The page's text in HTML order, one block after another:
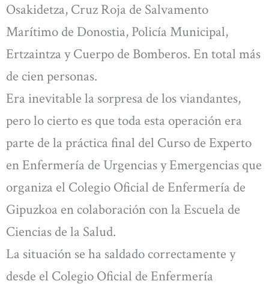
Osakidetza, Cruz Roja de Salvamento
Marítimo de Donostia, Policía Municipal,
Ertzaintza y Cuerpo de Bomberos. En total más
de cien personas.
Era inevitable la sorpresa de los viandantes,
pero lo cierto es que toda esta operación era
parte de la práctica final del Curso de Experto
en Enfermería de Urgencias y Emergencias que
organiza el Colegio Oficial de Enfermería de
Gipuzkoa en colaboración con la Escuela de
Ciencias de la Salud.
La situación se ha saldado correctamente y
desde el Colegio Oficial de Enfermería